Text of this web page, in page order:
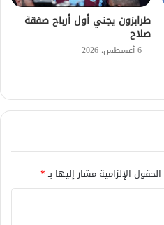
طرابزون يجني أول أرباح صفقة
صلاح
6 أغسطس، 2026
الحقول الإلزامية مشار إليها بـ*